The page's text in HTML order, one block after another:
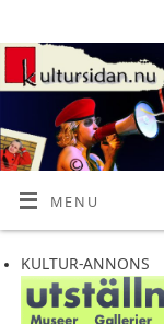
MENU
KULTUR-ANNONS